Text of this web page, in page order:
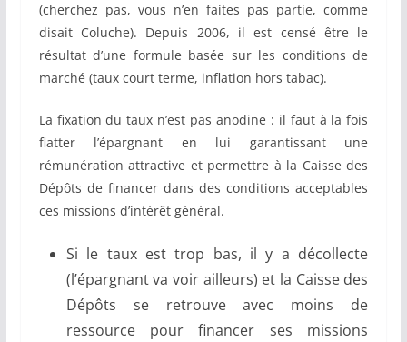
(cherchez pas, vous n’en faites pas partie, comme
disait Coluche). Depuis 2006, il est censé être le
résultat d’une formule basée sur les conditions de
marché (taux court terme, inflation hors tabac).
La fixation du taux n’est pas anodine : il faut à la fois
flatter l’épargnant en lui garantissant une
rémunération attractive et permettre à la Caisse des
Dépôts de financer dans des conditions acceptables
ces missions d’intérêt général.
Si le taux est trop bas, il y a décollecte
(l’épargnant va voir ailleurs) et la Caisse des
Dépôts se retrouve avec moins de
ressource pour financer ses missions